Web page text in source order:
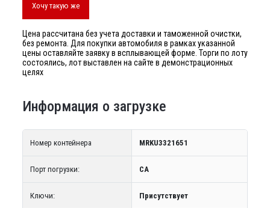
Хочу такую же
Цена рассчитана без учета доставки и таможенной очистки,
без ремонта. Для покупки автомобиля в рамках указанной
цены оставляйте заявку в всплывающей форме. Торги по лоту
состоялись, лот выставлен на сайте в демонстрационных
целях
Информация о загрузке
Номер контейнера MRKU3321651
Порт погрузки: CA
Ключи: Присутствует